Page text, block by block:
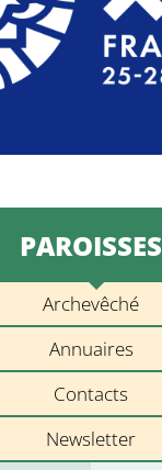
PAROISSES
Archevêché
Annuaires
Contacts
Newsletter